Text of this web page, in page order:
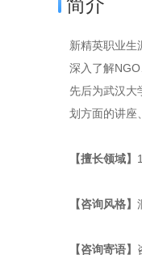
简介
新精英职业生
深入了解
先后为武汉大
划方面的讲座
【擅长领域】
【咨询风格】
【咨询寄语】